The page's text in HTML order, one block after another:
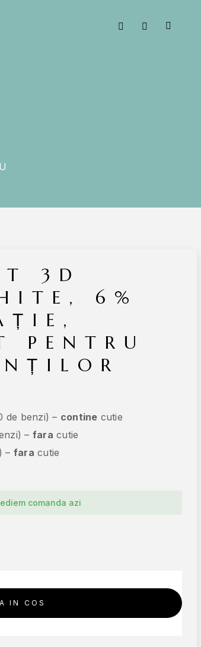
3D
6%
PENTRU
de benzi) – contine cutie
– fara cutie
– fara cutie
comanda azi
IN COS